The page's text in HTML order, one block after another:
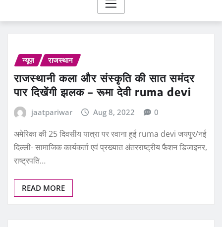
न्यूज़ राजस्थान
राजस्थानी कला और संस्कृति की सात समंदर
पार दिखेंगी झलक – रूमा देवी ruma devi
jaatpariwar Aug 8, 2022 0
अमेरिका की 25 दिवसीय यात्रा पर रवाना हुई ruma devi जयपुर/नई
दिल्ली- सामाजिक कार्यकर्ता एवं प्रख्यात अंतरराष्ट्रीय फैशन डिजाइनर,
राष्ट्रपति…
READ MORE